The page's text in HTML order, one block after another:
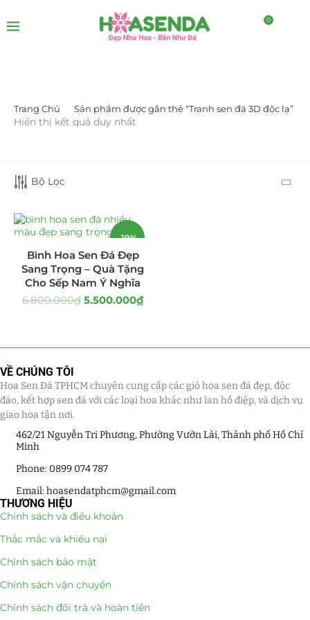
0
DANH MỤC SẢN PHẨM
Cây Sen Đá Giá Sỉ (137)
Chậu Sen Đá Mini
Lan Hồ Điệp Truyền Thống
Lũa Hồ Điệp Sen Đá
Hoa Ngày Lễ 8/3
Hoa Tặng 14/2 (16)
Hoa Tặng 20/10 (33)
Quà Tặng
Quà Noel - Quà Giáng Sinh
Quà Tặng Sếp
Quà Tết
Trang Chủ Sản phẩm được gắn thẻ “Tranh sen đá 3D độc lạ”
Hiển thị kết quả duy nhất
Bộ Lọc
-19%
HOT
Bình Hoa Sen Đá Đẹp
Sang Trọng – Quà Tặng
Cho Sếp Nam Ý Nghĩa
6.800.000₫ 5.500.000₫
VỀ CHÚNG TÔI
Hoa Sen Đá TPHCM chuyên cung cấp các giỏ hoa sen đá đẹp, độc
đáo, kết hợp sen đá với các loại hoa khác như lan hồ điệp, và dịch vụ
giao hoa tận nơi.
462/21 Nguyễn Tri Phương, Phường Vườn Lài, Thành phố Hồ Chí
Minh
Phone: 0899 074 787
Email: hoasendatphcm@gmail.com
THƯƠNG HIỆU
Chính sách và điều khoản
Thắc mắc và khiếu nại
Chính sách bảo mật
Chính sách vận chuyển
Chính sách đổi trả và hoàn tiền